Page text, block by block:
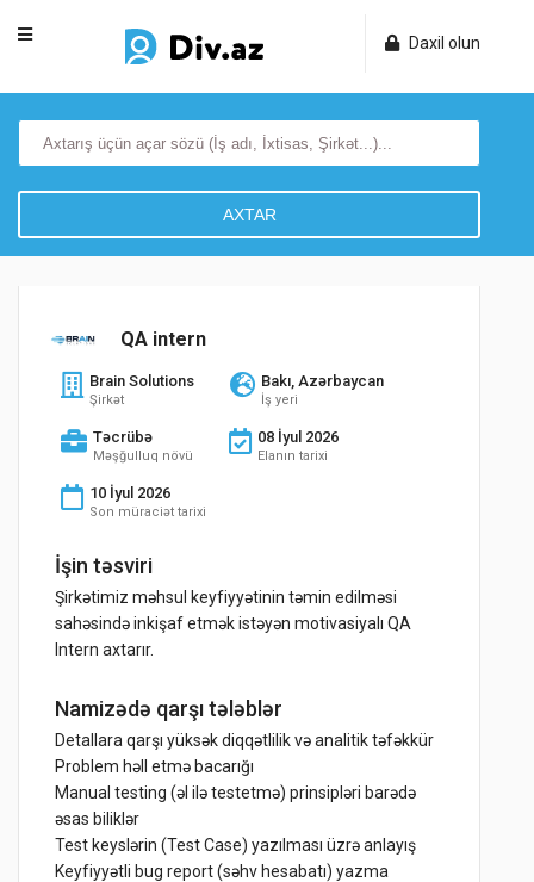
Daxil olun
AXTAR
QA intern
Brain Solutions
Şirkət
Bakı, Azərbaycan
İş yeri
Təcrübə
Məşğulluq növü
08 İyul 2026
Elanın tarixi
10 İyul 2026
Son müraciət tarixi
İşin təsviri
Şirkətimiz məhsul keyfiyyətinin təmin edilməsi
sahəsində inkişaf etmək istəyən motivasiyalı QA
Intern axtarır.
Namizədə qarşı tələblər
Detallara qarşı yüksək diqqətlilik və analitik təfəkkür
Problem həll etmə bacarığı
Manual testing (əl ilə testetmə) prinsipləri barədə
əsas biliklər
Test keyslərin (Test Case) yazılması üzrə anlayış
Keyfiyyətli bug report (səhv hesabatı) yazma